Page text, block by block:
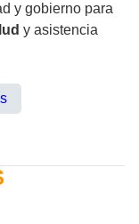
y gobierno para
y asistencia